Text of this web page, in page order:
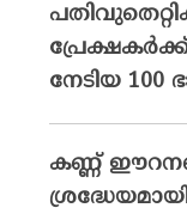
നേടിയ 100
കണ്ണ്